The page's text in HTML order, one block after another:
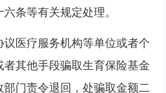
条等有关规定处理。
医疗服务机构等单位或者个
其他手段骗取生育保险基金
门责令退回，处骗取金额二